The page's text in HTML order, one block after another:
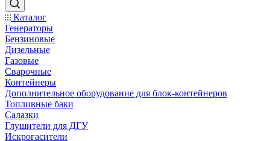
Каталог
Генераторы
Бензиновые
Дизельные
Газовые
Сварочные
Контейнеры
Дополнительное оборудование для блок-контейнеров
Топливные баки
Салазки
Глушители для ДГУ
Искрогасители